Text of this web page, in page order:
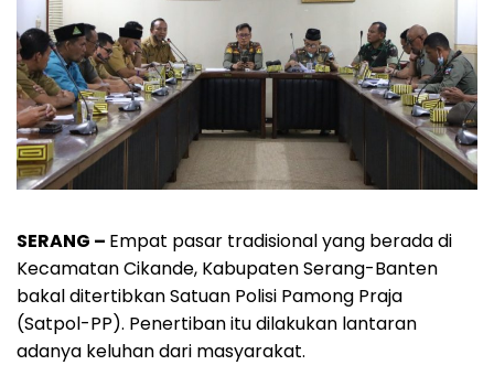
SERANG – Empat pasar tradisional yang berada di
Kecamatan Cikande, Kabupaten Serang-Banten
bakal ditertibkan Satuan Polisi Pamong Praja
(Satpol-PP). Penertiban itu dilakukan lantaran
adanya keluhan dari masyarakat.